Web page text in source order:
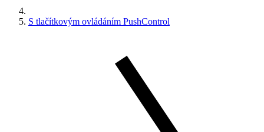
S tlačítkovým ovládáním PushControl